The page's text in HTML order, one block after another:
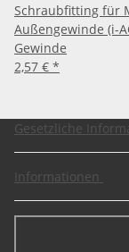
Schraubfitting für
Außengewinde (i-
Gewinde
2,57 € *
Gesetzliche
Informationen